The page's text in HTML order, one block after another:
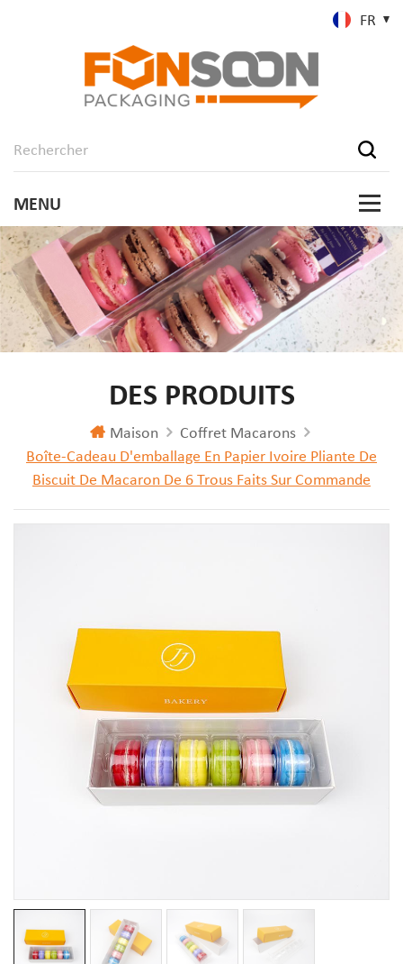
FR
DES PRODUITS
Maison
Coffret Macarons
Boîte-Cadeau D'emballage En Papier Ivoire Pliante De
Biscuit De Macaron De 6 Trous Faits Sur Commande